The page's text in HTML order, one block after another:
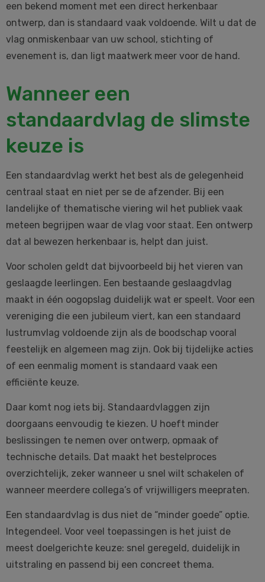
een bekend moment met een direct herkenbaar
ontwerp, dan is standaard vaak voldoende. Wilt u dat de
vlag onmiskenbaar van uw school, stichting of
evenement is, dan ligt maatwerk meer voor de hand.
Wanneer een
standaardvlag de slimste
keuze is
Een standaardvlag werkt het best als de gelegenheid
centraal staat en niet per se de afzender. Bij een
landelijke of thematische viering wil het publiek vaak
meteen begrijpen waar de vlag voor staat. Een ontwerp
dat al bewezen herkenbaar is, helpt dan juist.
Voor scholen geldt dat bijvoorbeeld bij het vieren van
geslaagde leerlingen. Een bestaande geslaagdvlag
maakt in één oogopslag duidelijk wat er speelt. Voor een
vereniging die een jubileum viert, kan een standaard
lustrumvlag voldoende zijn als de boodschap vooral
feestelijk en algemeen mag zijn. Ook bij tijdelijke acties
of een eenmalig moment is standaard vaak een
efficiënte keuze.
Daar komt nog iets bij. Standaardvlaggen zijn
doorgaans eenvoudig te kiezen. U hoeft minder
beslissingen te nemen over ontwerp, opmaak of
technische details. Dat maakt het bestelproces
overzichtelijk, zeker wanneer u snel wilt schakelen of
wanneer meerdere collega’s of vrijwilligers meepraten.
Een standaardvlag is dus niet de “minder goede” optie.
Integendeel. Voor veel toepassingen is het juist de
meest doelgerichte keuze: snel geregeld, duidelijk in
uitstraling en passend bij een concreet thema.